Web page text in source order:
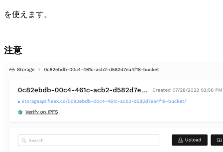
を使えます。
注意